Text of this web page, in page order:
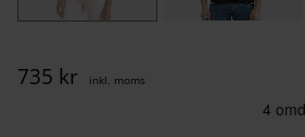
735 kr